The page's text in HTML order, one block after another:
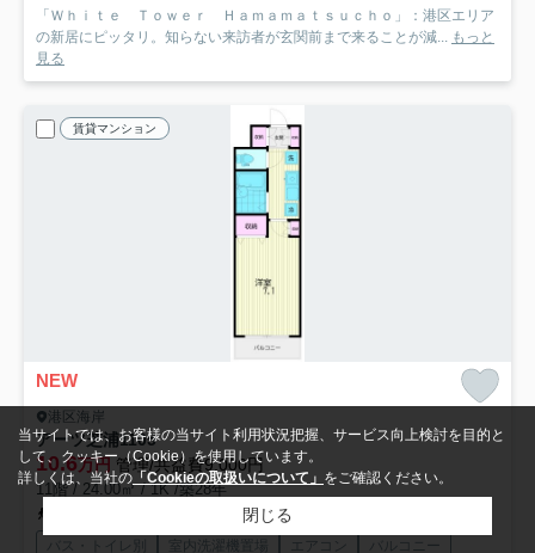
「Ｗｈｉｔｅ Ｔｏｗｅｒ Ｈａｍａｍａｔｓｕｃｈｏ」：港区エリア
の新居にピッタリ。知らない来訪者が玄関前まで来ることが減... もっと
見る
賃貸マンション
NEW
港区海岸
アーツ芝浦1105
10.6万円 管理/共益費9,000円
11階 / 24.00㎡ / 1K /築28年
バス・トイレ別 室内洗濯機置場 エアコン バルコニー
当サイトでは、お客様の当サイト利用状況把握、サービス向上検討を目的と
して、クッキー（Cookie）を使用しています。
詳しくは、当社の 「Cookieの取扱いについて」 をご確認ください。
閉じる